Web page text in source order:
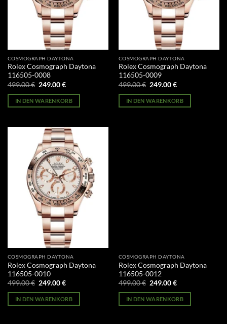
COSMOGRAPH DAYTONA
Rolex Cosmograph Daytona
116505-0008
499.00€ Ursprünglicher
war:
499.00 €
249.00€Aktueller
ist:
249.00 €.
IN DEN WARENKORB
COSMOGRAPH DAYTONA
Rolex Cosmograph Daytona
116505-0009
499.00€ Ursprünglicher
war:
499.00 €
249.00€Aktueller
ist:
249.00 €.
IN DEN WARENKORB
COSMOGRAPH DAYTONA
Rolex Cosmograph Daytona
116505-0010
499.00€ Ursprünglicher
war:
499.00 €
249.00€Aktueller
ist:
249.00 €.
IN DEN WARENKORB
COSMOGRAPH DAYTONA
Rolex Cosmograph Daytona
116505-0012
499.00€ Ursprünglicher
war:
499.00 €
249.00€Aktueller
ist:
249.00 €.
IN DEN WARENKORB